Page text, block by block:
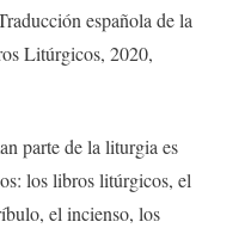
española de la
Litúrgicos, 2020,
parte de la liturgia es
los libros litúrgicos, el
el incienso, los